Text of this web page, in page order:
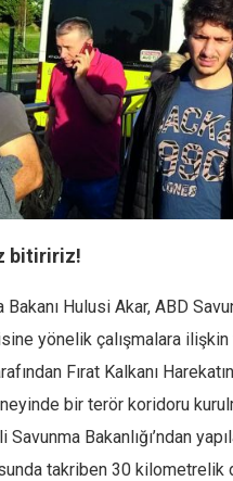
bitiririz!
Hulusi Akar, ABD
yönelik çalışmalara
Fırat Kalkanı
bir terör koridoru
Savunma Bakanlığı’ndan
takriben 30